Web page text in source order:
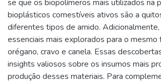
se que os biopolímeros mais utilizados na
bioplásticos comestíveis ativos são a
diferentes tipos de amido.
essenciais mais explorados para o mesmo
orégano, cravo e canela. Essas
insights valiosos sobre os insumos mais
produção desses materiais. Para